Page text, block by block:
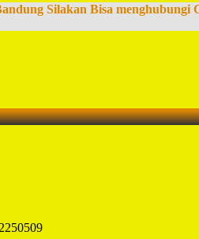
Silakan Bisa menghubungi